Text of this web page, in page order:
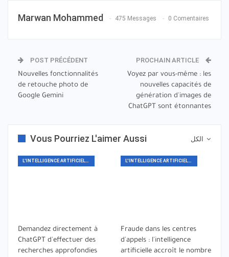
Marwan Mohammed 475 Messages 0 Comentaires
POST PRÉCÉDENT
Nouvelles fonctionnalités
de retouche photo de
Google Gemini
PROCHAIN ARTICLE
Voyez par vous-même : les
nouvelles capacités de
génération d'images de
ChatGPT sont étonnantes
Vous Pourriez L'aimer Aussi
L'INTELLIGENCE ARTIFICIELLE
Demandez directement à
ChatGPT d'effectuer des
recherches approfondies
L'INTELLIGENCE ARTIFICIELLE
Fraude dans les centres
d'appels : l'intelligence
artificielle accroît le nombre